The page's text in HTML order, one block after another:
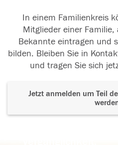
In einem Familienkreis
Mitglieder einer
Bekannte eintragen und
bilden. Bleiben Sie in
und tragen Sie sich
Jetzt anmelden um Teil